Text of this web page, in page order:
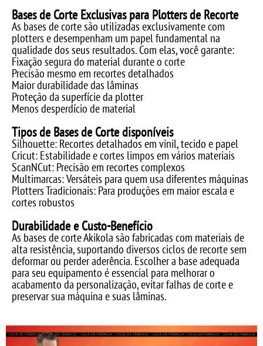
Bases de Corte Exclusivas para Plotters de Recorte
As bases de corte são utilizadas exclusivamente com
plotters e desempenham um papel fundamental na
qualidade dos seus resultados. Com elas, você garante:
Fixação segura do material durante o corte
Precisão mesmo em recortes detalhados
Maior durabilidade das lâminas
Proteção da superfície da plotter
Menos desperdício de material
Tipos de Bases de Corte disponíveis
Silhouette: Recortes detalhados em vinil, tecido e papel
Cricut: Estabilidade e cortes limpos em vários materiais
ScanNCut: Precisão em recortes complexos
Multimarcas: Versáteis para quem usa diferentes máquinas
Plotters Tradicionais: Para produções em maior escala e
cortes robustos
Durabilidade e Custo-Benefício
As bases de corte Akikola são fabricadas com materiais de
alta resistência, suportando diversos ciclos de recorte sem
deformar ou perder aderência. Escolher a base adequada
para seu equipamento é essencial para melhorar o
acabamento da personalização, evitar falhas de corte e
preservar sua máquina e suas lâminas.